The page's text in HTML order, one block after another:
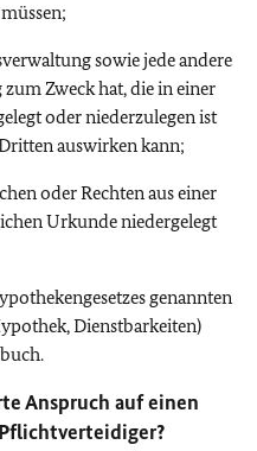
sowie jede andere
Zweck hat, die in einer
oder niederzulegen ist
auswirken kann;
oder Rechten aus einer
Urkunde niedergelegt
genannten
Dienstbarkeiten)
Anspruch auf einen